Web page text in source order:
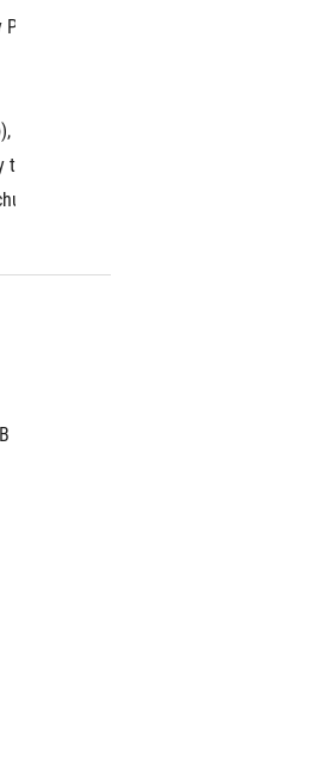
(XMP)
số mô-đun DRAM khác nhau tùy
tại mục Hỗ trợ trên trang thông tin sản
năng On-Die ECC.